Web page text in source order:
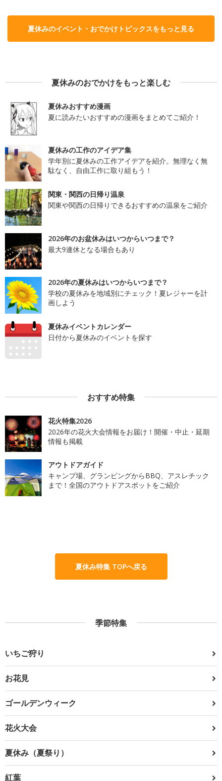
夏休みのイベント・おでかけトピックスをもっと見る
夏休みのおでかけをもっと楽しむ
夏休みおすすめ漫画
夏に読みたいおすすめの漫画をまとめてご紹介！
夏休みの工作のアイデア集
学年別に夏休みの工作アイデアを紹介。無理なく無
駄なく、自由工作に取り組もう！
関東・関西の日帰り温泉
関東や関西の日帰りできるおすすめの温泉をご紹介
2026年のお盆休みはいつからいつまで？
最大9連休となる場合もあり
2026年の夏休みはいつからいつまで？
学校の夏休みを地域別にチェック！夏レジャーを計
画しよう
夏休みイベントカレンダー
日付から夏休みのイベントを探す
おすすめ特集
花火特集2026
2026年の花火大会情報をお届け！開催・中止・延期
情報も掲載
アウトドアガイド
キャンプ場、グランピングからBBQ、アスレチック
まで！全国のアウトドアスポットをご紹介
夏休み特集 TOPへ戻る
季節特集
いちご狩り
お花見
ゴールデンウィーク
花火大会
夏休み（夏祭り）
紅葉